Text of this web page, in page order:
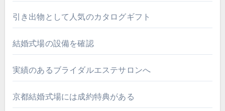
引き出物として人気のカタログギフト
結婚式場の設備を確認
実績のあるブライダルエステサロンへ
京都結婚式場には成約特典がある